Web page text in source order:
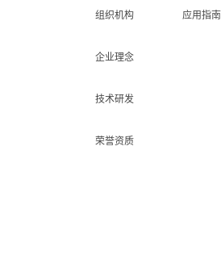
组织机构
企业理念
技术研发
荣誉资质
应用指南